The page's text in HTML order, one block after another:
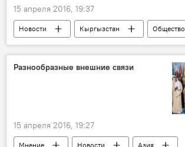
15 апреля 2016, 19:37
Новости Кыргызстан
Общество
законопроект
предприниматель
постановление
Разнообразные внешние связи
15 апреля 2016, 19:27
Мнение Новости
Азия